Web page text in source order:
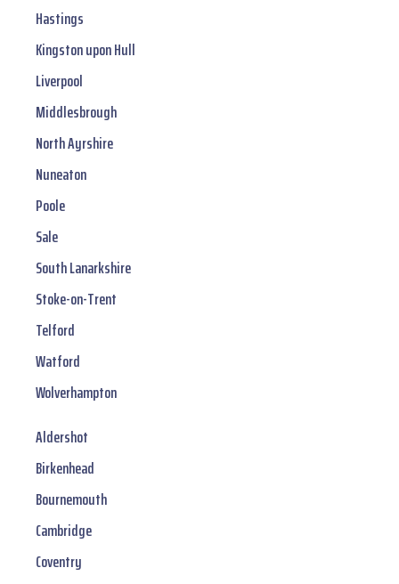
Hastings
Kingston upon Hull
Liverpool
Middlesbrough
North Ayrshire
Nuneaton
Poole
Sale
South Lanarkshire
Stoke-on-Trent
Telford
Watford
Wolverhampton
Aldershot
Birkenhead
Bournemouth
Cambridge
Coventry